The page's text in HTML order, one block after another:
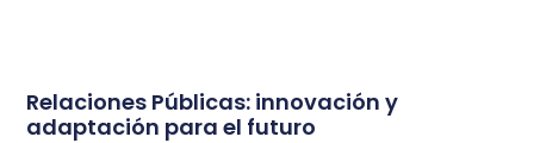
Relaciones Públicas: innovación y
adaptación para el futuro